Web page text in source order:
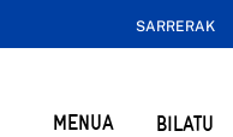
SARRERAK
MENUA BILATU